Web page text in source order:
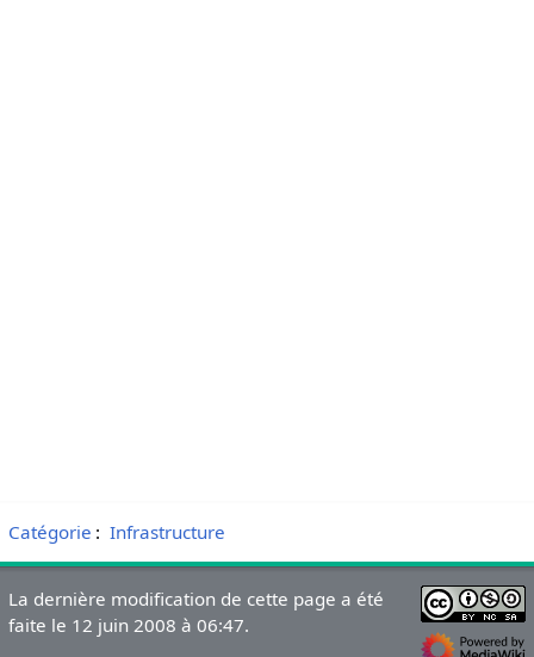
Catégorie : Infrastructure
La dernière modification de cette page a été
faite le 12 juin 2008 à 06:47.